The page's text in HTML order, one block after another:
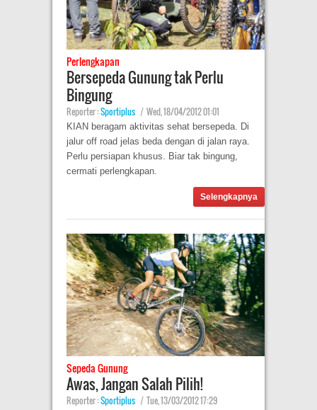
Perlengkapan
Bersepeda Gunung tak Perlu
Bingung
Reporter :Sportiplus | Wed, 18/04/2012 01:01
KIAN beragam aktivitas sehat bersepeda. Di
jalur off road jelas beda dengan di jalan raya.
Perlu persiapan khusus. Biar tak bingung,
cermati perlengkapan.
Selengkapnya
Sepeda Gunung
Awas, Jangan Salah Pilih!
Reporter :Sportiplus | Tue, 13/03/2012 17:29